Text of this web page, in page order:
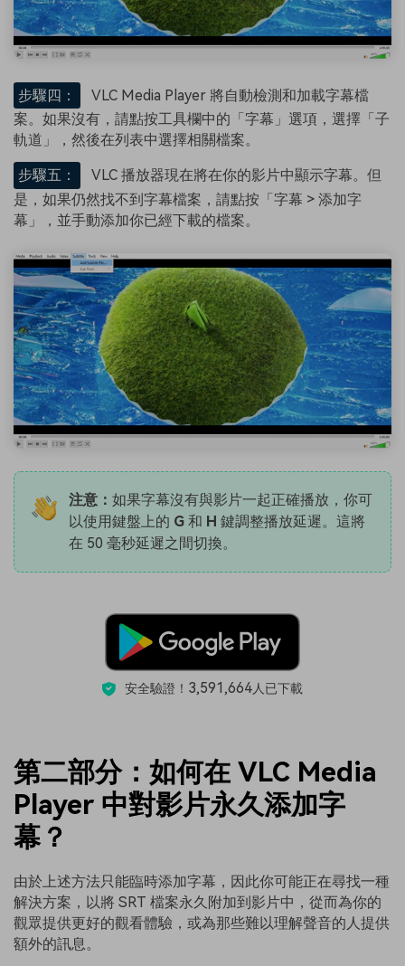
步驟四：
VLC Media Player 將自動檢測和加載字幕檔
案。如果沒有，請點按工具欄中的「字幕」選項，選擇「子
軌道」，然後在列表中選擇相關檔案。
步驟五：
VLC 播放器現在將在你的影片中顯示字幕。但
是，如果仍然找不到字幕檔案，請點按「字幕 > 添加字
幕」，並手動添加你已經下載的檔案。
注意： 如果字幕沒有與影片一起正確播放，你可
以使用鍵盤上的 G和 H 鍵調整播放延遲。這將
在 50 毫秒延遲之間切換。
安全驗證！ 3,591,664人已下載
第二部分：如何在 VLC Media
Player 中對影片永久添加字
幕？
由於上述方法只能臨時添加字幕，因此你可能正在尋找一種
解決方案，以將 SRT 檔案永久附加到影片中，從而為你的
觀眾提供更好的觀看體驗，或為那些難以理解聲音的人提供
額外的訊息。